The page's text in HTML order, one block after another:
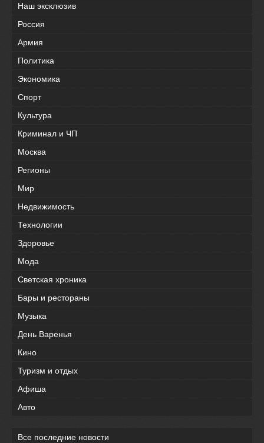
Наш эксклюзив
Россия
Армия
Политика
Экономика
Спорт
Культура
Криминал и ЧП
Москва
Регионы
Мир
Недвижимость
Технологии
Здоровье
Мода
Светская хроника
Бары и рестораны
Музыка
День Варенья
Кино
Туризм и отдых
Афиша
Авто
Все последние новости